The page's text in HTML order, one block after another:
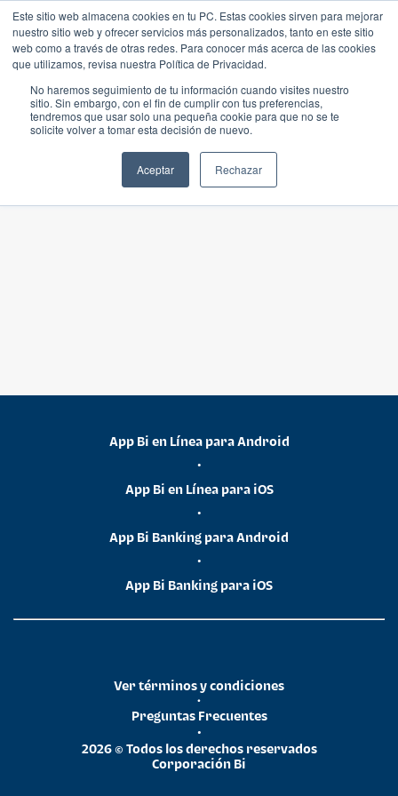
Este sitio web almacena cookies en tu PC. Estas cookies sirven para mejorar
nuestro sitio web y ofrecer servicios más personalizados, tanto en este sitio
web como a través de otras redes. Para conocer más acerca de las cookies
que utilizamos, revisa nuestra Política de Privacidad.
No haremos seguimiento de tu información cuando visites nuestro
sitio. Sin embargo, con el fin de cumplir con tus preferencias,
tendremos que usar solo una pequeña cookie para que no se te
solicite volver a tomar esta decisión de nuevo.
Aceptar Rechazar
App Bi en Línea para Android
•
App Bi en Línea para iOS
•
App Bi Banking para Android
•
App Bi Banking para iOS
2026 © Todos los derechos reservados
Corporación Bi
•
Preguntas Frecuentes
•
Ver términos y condiciones